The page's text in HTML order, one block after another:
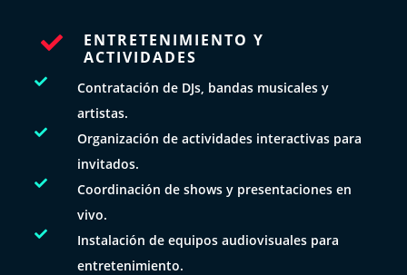

ENTRETENIMIENTO Y
ACTIVIDADES

Contratación de DJs, bandas musicales y
artistas.

Organización de actividades interactivas para
invitados.

Coordinación de shows y presentaciones en
vivo.

Instalación de equipos audiovisuales para
entretenimiento.